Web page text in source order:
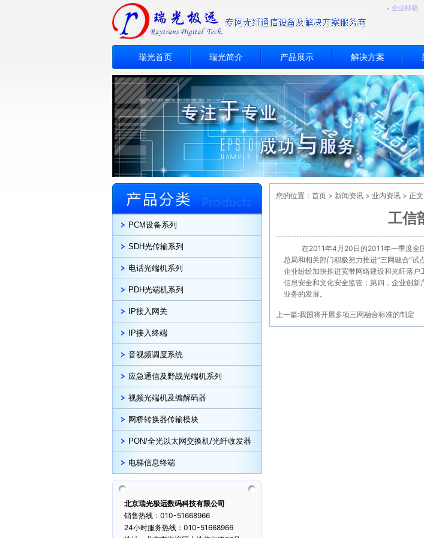
企业邮箱
瑞光首页 瑞光简介 产品展示 解决方案
PCM设备系列
SDH光传输系列
电话光端机系列
PDH光端机系列
IP接入网关
IP接入终端
音视频调度系统
应急通信及野战光端机系列
视频光端机及编解码器
网桥转换器传输模块
PON/全光以太网交换机/光纤收发器
电梯信息终端
北京瑞光极远数码科技有限公司
销售热线：010-51668966
24小时服务热线：010-51668966
您的位置： 首页 > 新闻资讯 > 业内资讯 > 正文
工信
在2011年4月20日的2011年一季度全
总局和相关部门积极努力推进“三网融合”
企业纷纷加快推进宽带网络建设和光纤落
信息安全和文化安全监管；第四，企业创
业务的发展。
上一篇:我国将开展多项三网融合标准的制定